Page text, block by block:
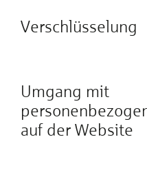
Verschlüsselung
Umgang mit
auf der Website